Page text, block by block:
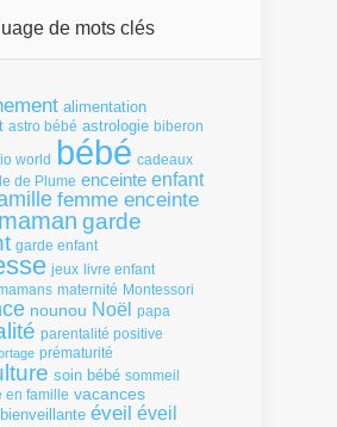
de mots clés
alimentation
astro bébé astrologie biberon
world bébé cadeaux
de Plume enceinte enfant
femme enceinte
garde
garde enfant
jeux livre enfant
maternité Montessori
nounou Noël papa
parentalité positive
prématurité
soin bébé sommeil
en famille vacances
éveil éveil